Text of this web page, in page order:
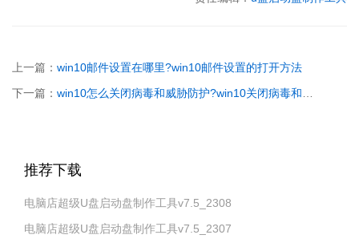
上一篇： win10邮件设置在哪里?win10邮件设置的打开方法
下一篇： win10怎么关闭病毒和威胁防护?win10关闭病毒和威胁防护的方法
推荐下载
电脑店超级U盘启动盘制作工具v7.5_2308
电脑店超级U盘启动盘制作工具v7.5_2307